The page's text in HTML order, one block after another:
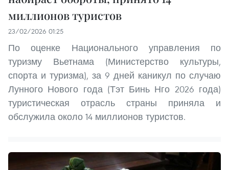
миллионов туристов
23/02/2026 01:25
По оценке Национального управления по
туризму Вьетнама (Министерство культуры,
спорта и туризма), за 9 дней каникул по случаю
Лунного Нового года (Тэт Бинь Нго 2026 года)
туристическая отрасль страны приняла и
обслужила около 14 миллионов туристов.